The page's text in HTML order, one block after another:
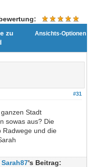
Ansichts-Optionen
zu
#31
Stadt
sowas aus? Die
Radwege und die
Sarah87's Beitrag: